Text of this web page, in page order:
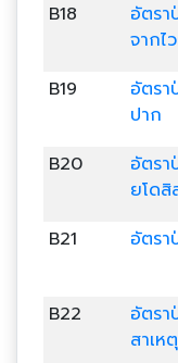
B18
อัตรา
จากไ
B19
อัตรา
ปาก
B20
อัตรา
ยโดสิ
B21 อัตรา
B22
อัตรา
สาเหตุ